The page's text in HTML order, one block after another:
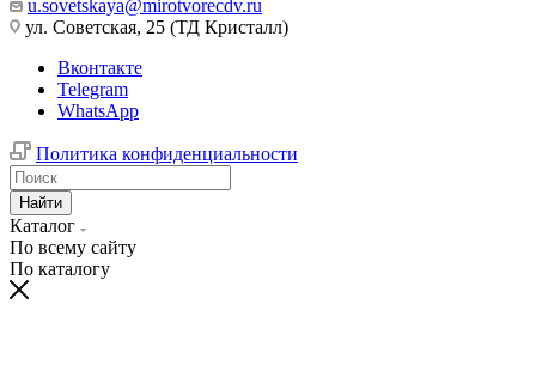
u.sovetskaya@mirotvorecdv.ru
ул. Советская, 25 (ТД Кристалл)
Вконтакте
Telegram
WhatsApp
Политика конфиденциальности
Найти
Каталог
По всему сайту
По каталогу